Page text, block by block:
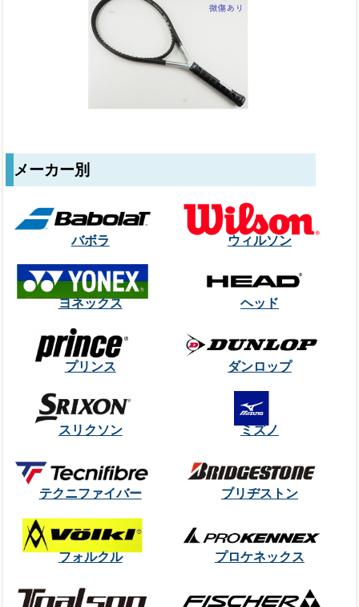
メーカー別
バボラ ウィルソン
ヨネックス ヘッド
プリンス ダンロップ
スリクソン ミズノ
テクニファイバー ブリヂストン
フォルクル プロケネックス